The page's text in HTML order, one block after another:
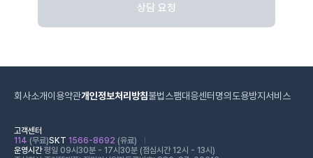
상담 요청
회사소개이용약관개인정보처리방침불법스팸대응센터 명의도용방지서비스
고객센터
114 (무료)SKT 1566-8692 (유료)
운영시간평일 09시30분 - 17시30분 (점심시간 12시 - 13시)